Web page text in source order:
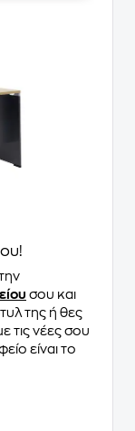
σου και
της ή θες
τις νέες σου
είναι το